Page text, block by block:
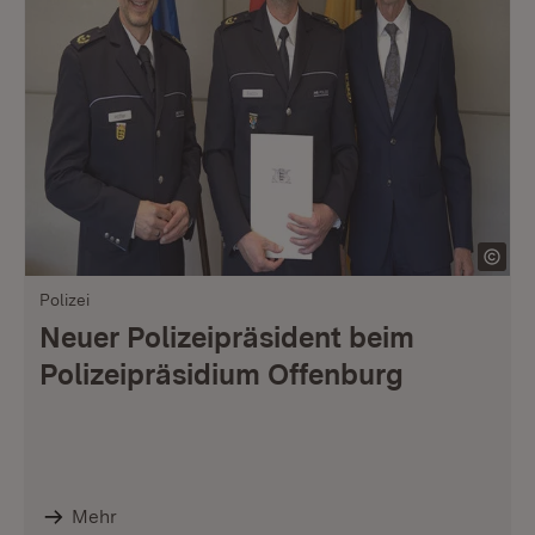
Polizei
Neuer Polizeipräsident beim
Polizeipräsidium Offenburg
Mehr